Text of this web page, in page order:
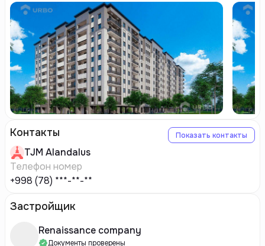
Контакты Показать контакты
TJM Alandalus
Телефон номер
+998 (78) ***-**-**
Застройщик
Renaissance company
Документы проверены